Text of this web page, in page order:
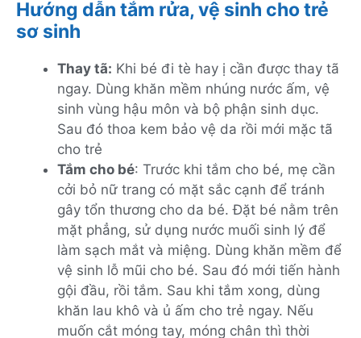
Hướng dẫn tắm rửa, vệ sinh cho trẻ
sơ sinh
Thay tã: Khi bé đi tè hay ị cần được thay tã
ngay. Dùng khăn mềm nhúng nước ấm, vệ
sinh vùng hậu môn và bộ phận sinh dục.
Sau đó thoa kem bảo vệ da rồi mới mặc tã
cho trẻ
Tắm cho bé: Trước khi tắm cho bé, mẹ cần
cởi bỏ nữ trang có mặt sắc cạnh để tránh
gây tổn thương cho da bé. Đặt bé nằm trên
mặt phẳng, sử dụng nước muối sinh lý để
làm sạch mắt và miệng. Dùng khăn mềm để
vệ sinh lỗ mũi cho bé. Sau đó mới tiến hành
gội đầu, rồi tắm. Sau khi tắm xong, dùng
khăn lau khô và ủ ấm cho trẻ ngay. Nếu
muốn cắt móng tay, móng chân thì thời